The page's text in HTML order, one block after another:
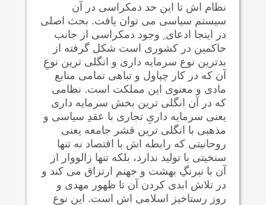
نظام اش تا این حد دمکراسی در آن
سیستم سیاسی می توان یافت. بحث اصلی
در اینجا ادعای ِ وجود دمکراسی از جانب
حاکمین در کشوری است شکل گرفته از
بدترین نوع سرمایه داری و انگلی ترین نوعِ
آن که در کار چپاول و تباهی تمامی منابع
مادی و معنوی این مملکت است. نظامی
که در آن انگلی ترین بخش سرمایه داری
یعنی سرمایه داریِ تجاری با عقدِ سیاسی و
مذهبی با انگلی ترین قشر جامعه یعنی
روحانیتی که رابطه اش با اقتصاد نه تنها
سنخیتی با تولید ندارد، بلکه تنها زالووار از
آن با نیرنگِ بهشت و جهنم ارتزاق می کند و
در تلاش ابدی کردن آن تا ظهور مهدی و
روزِ رستاخیزِ اسلامی اش است. این نوع